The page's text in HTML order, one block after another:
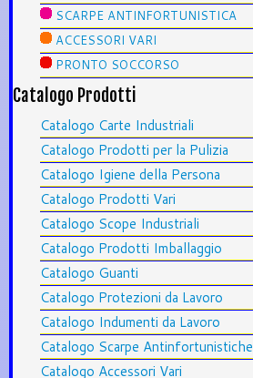
SCARPE ANTINFORTUNISTICA
ACCESSORI VARI
PRONTO SOCCORSO
Catalogo Prodotti
Catalogo Carte Industriali
Catalogo Prodotti per la Pulizia
Catalogo Igiene della Persona
Catalogo Prodotti Vari
Catalogo Scope Industriali
Catalogo Prodotti Imballaggio
Catalogo Guanti
Catalogo Protezioni da Lavoro
Catalogo Indumenti da Lavoro
Catalogo Scarpe Antinfortunistiche
Catalogo Accessori Vari